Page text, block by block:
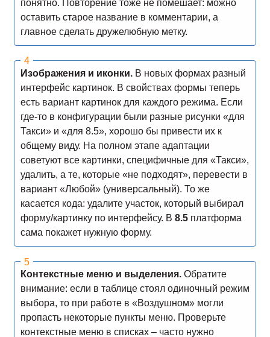
понятно. Повторение тоже не помешает: можно
оставить старое название в комментарии, а
главное сделать дружелюбную метку.
Изображения и иконки.В новых формах разный
интерфейс картинок. В свойствах формы теперь
есть вариант картинок для каждого режима. Если
где-то в конфигурации были разные рисунки «для
Такси» и «для 8.5», хорошо бы привести их к
общему виду. На полном этапе адаптации
советуют все картинки, специфичные для «Такси»,
удалить, а те, которые «не подходят», перевести в
вариант «Любой» (универсальный). То же
касается кода: удалите участок, который выбирал
форму/картинку по интерфейсу. В 8.5платформа
сама покажет нужную форму.
Контекстные меню и выделения.Обратите
внимание: если в таблице стоял одиночный режим
выбора, то при работе в «Воздушном» могли
пропасть некоторые пункты меню. Проверьте
контекстные меню в списках – часто нужно